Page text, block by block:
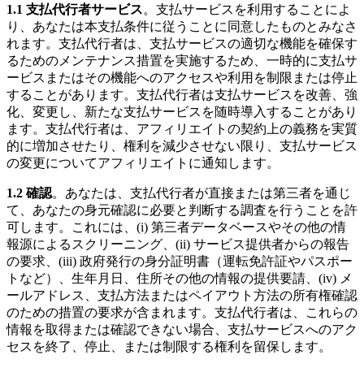
1.1 支払代行者サービス。支払サービスを利用することによ
り、あなたは本支払条件に従うことに同意したものとみなさ
れます。支払代行者は、支払サービスの適切な機能を確保す
るためのメンテナンス措置を実施するため、一時的に支払サ
ービスまたはその機能へのアクセスや利用を制限または停止
することがあります。支払代行者は支払サービスを改善、強
化、変更し、新たな支払サービスを随時導入することがあり
ます。支払代行者は、アフィリエイトの契約上の義務を実質
的に増加させたり、権利を減少させない限り、支払サービス
の変更についてアフィリエイトに通知します。
1.2 確認。あなたは、支払代行者が直接または第三者を通じ
て、あなたの身元確認に必要と判断する調査を行うことを許
可します。これには、(i) 第三者データベースやその他の情
報源によるスクリーニング、(ii) サービス提供者からの報告
の要求、(iii) 政府発行の身分証明書（運転免許証やパスポー
トなど）、生年月日、住所その他の情報の提供要請、(iv) メ
ールアドレス、支払方法またはペイアウト方法の所有権確認
のための措置の要求が含まれます。支払代行者は、これらの
情報を取得または確認できない場合、支払サービスへのアク
セスを終了、停止、または制限する権利を留保します。